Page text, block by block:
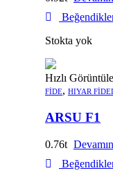
Stokta yok
Hızlı Görüntüle
FIDE, HIYAR
ARSU F1
0.76